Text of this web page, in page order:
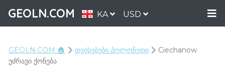
GEOLN.COM KA USD
GEOLN.COM 🏠 თვისებები პოლონეთი
Ciechanow
უძრავი ქონება